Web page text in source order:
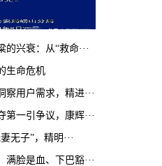
兴衰：从“救命···
生命危机
用户需求，精进···
一引争议，康辉···
无子”，精明···
脸是血、下巴豁···